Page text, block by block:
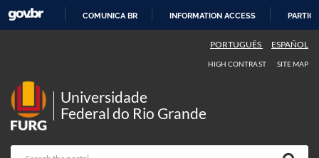
COMUNICA BR INFORMATION ACCESS
PORTUGUÊS ESPAÑOL
HIGH CONTRAST SITE MAP
Universidade
Federal do Rio Grande